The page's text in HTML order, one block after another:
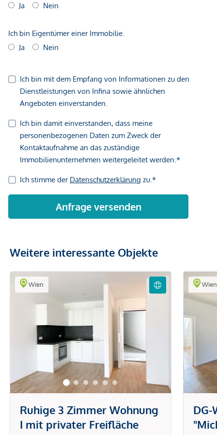
Weitere interessante Objekte
Wien
Ruhige 3 Zimmer Wohnung
I mit privater Freifläche
Wien
DG-